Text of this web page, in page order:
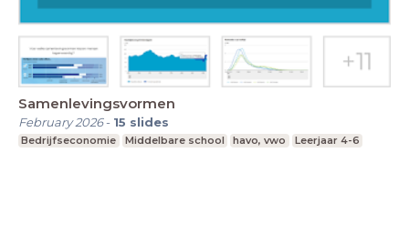
Samenlevingsvormen
February 2026- 15 slides
Bedrijfseconomie Middelbare school havo, vwo Leerjaar 4-6